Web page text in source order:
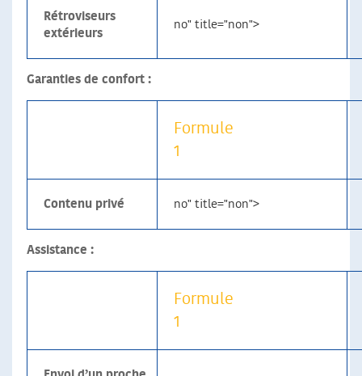
Rétroviseurs
extérieurs
no" title="non">
Garanties de confort :
Formule
1
Contenu privé no" title="non">
Assistance :
Formule
1